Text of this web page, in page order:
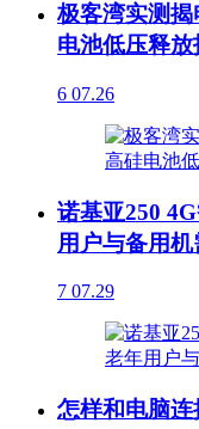
极客湾实测
电池低压释
6 07.26
诺基亚250
用户与备用
7 07.29
怎样和电脑连